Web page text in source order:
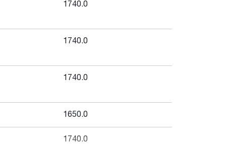
1740.0
1740.0
1740.0
1650.0
1740.0